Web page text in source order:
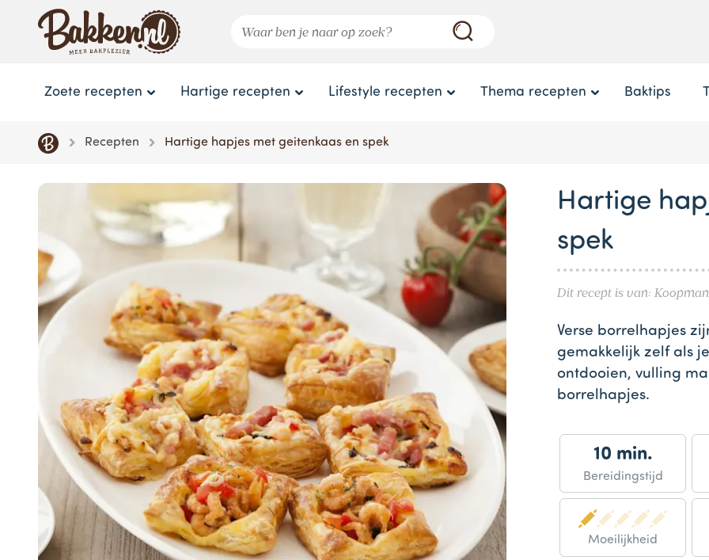
Zoete recepten Hartige recepten Lifestyle recepten Thema recepten Baktips
Recepten Hartige hapjes met geitenkaas en spek
Hartige
spek
Dit recept is van:
Verse borrelhapjes
gemakkelijk zelf als
ontdooien, vulling
borrelhapjes.
10 min.
Bereidingstijd
Moeilijkheid